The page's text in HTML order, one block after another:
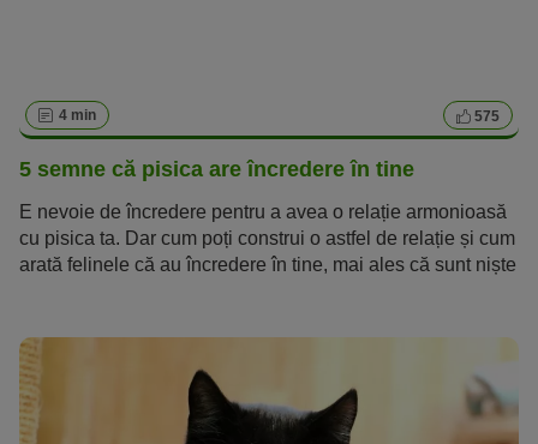
4 min 575
5 semne că pisica are încredere în tine
E nevoie de încredere pentru a avea o relație armonioasă
cu pisica ta. Dar cum poți construi o astfel de relație și cum
arată felinele că au încredere în tine, mai ales că sunt niște